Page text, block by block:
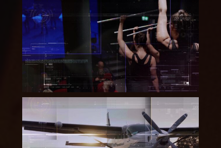
Dansstudio Release – The
New Wave 2022
Shark Boogie “Summer